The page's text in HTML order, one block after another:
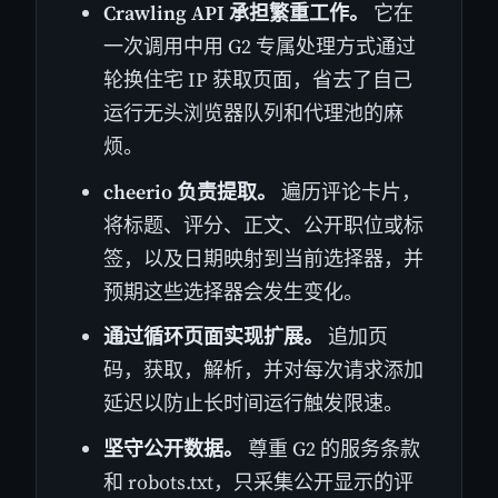
Crawling API 承担繁重工作。
它在
一次调用中用 G2 专属处理方式通过
轮换住宅 IP 获取页面，省去了自己
运行无头浏览器队列和代理池的麻
烦。
cheerio 负责提取。 遍历评论卡片，
将标题、评分、正文、公开职位或标
签，以及日期映射到当前选择器，并
预期这些选择器会发生变化。
通过循环页面实现扩展。 追加页
码，获取，解析，并对每次请求添加
延迟以防止长时间运行触发限速。
坚守公开数据。 尊重 G2 的服务条款
和 robots.txt，只采集公开显示的评